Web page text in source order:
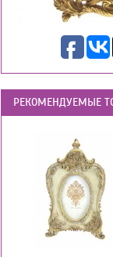
РЕКОМЕНДУЕМЫЕ